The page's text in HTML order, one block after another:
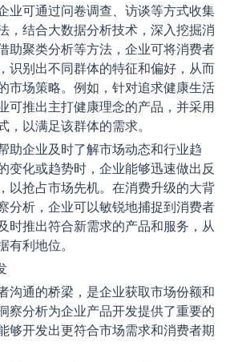
业可通过问卷调查、访谈等方式收集
，结合大数据分析技术，深入挖掘消
助聚类分析等方法，企业可将消费者
识别出不同群体的特征和偏好，从而
市场策略。例如，针对追求健康生活
可推出主打健康理念的产品，并采用
以满足该群体的需求。
助企业及时了解市场动态和行业趋
变化或趋势时，企业能够迅速做出反
以抢占市场先机。在消费升级的大背
分析，企业可以敏锐地捕捉到消费者
时推出符合新需求的产品和服务，从
利地位。
沟通的桥梁，是企业获取市场份额和
察分析为企业产品开发提供了重要的
够开发出更符合市场需求和消费者期